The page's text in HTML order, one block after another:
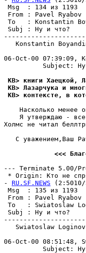
Msg  :
From : Pavel
To   : Konstantin
Konstantin
06-Oct-00 07:39:09,
Subject:
KB> книги Хаецкой,
KB> Лазарчука и
KB> контексте, в
Насколько менее
Я yтверждаю -
Холмс не читал
С yважением,Ваш
<<<
--- Terminate 5.00/
* Origin: Кто не
- RU.SF.NEWS
Msg  :
From : Pavel
To   :
Swiatoslaw
06-Oct-00 08:51:48,
Subject: